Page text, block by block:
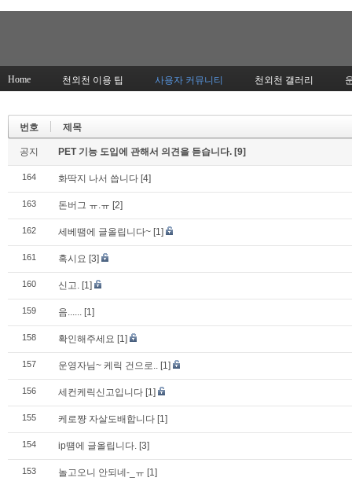
Home 천외천 이용 팁 사용자 커뮤니티 천외천 갤러리
번호 제목
공지 PET 기능 도입에 관해서 의견을 듣습니다. [9]
164 화딱지 나서 씁니다 [4]
163 돈버그 ㅠ.ㅠ [2]
162 세베땜에 글올립니다~ [1]
161 혹시요 [3]
160 신고. [1]
159 음...... [1]
158 확인해주세요 [1]
157 운영자님~ 케릭 건으로.. [1]
156 세컨케릭신고입니다 [1]
155 케로쨩 자살도배합니다 [1]
154 ip떔에 글올립니다. [3]
153 놀고오니 안되네-_ㅠ [1]